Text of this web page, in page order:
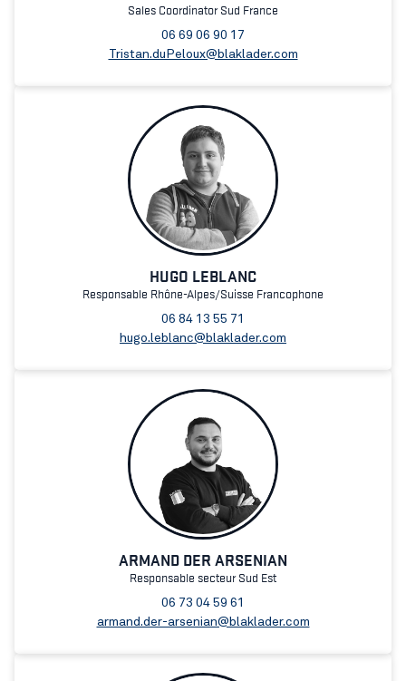
Sales Coordinator Sud France
06 69 06 90 17
Tristan.duPeloux@blaklader.com
HUGO LEBLANC
Responsable Rhône-Alpes/Suisse Francophone
06 84 13 55 71
hugo.leblanc@blaklader.com
ARMAND DER ARSENIAN
Responsable secteur Sud Est
06 73 04 59 61
armand.der-arsenian@blaklader.com